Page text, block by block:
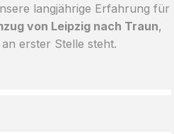
langjährige Erfahrung für
von Leipzig nach Traun,
erster Stelle steht.